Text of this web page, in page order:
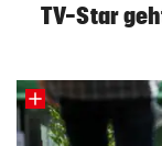
TV-Star